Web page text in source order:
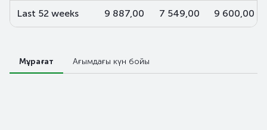
Last 52 weeks 9 887,00 7 549,00 9 600,00
Мұрағат Ағымдағы күн бойы